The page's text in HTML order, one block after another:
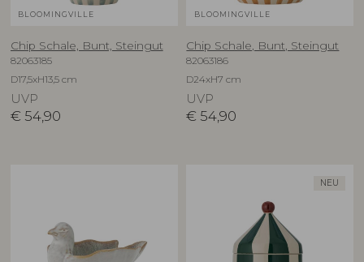
BLOOMINGVILLE
Chip Schale, Bunt, Steingut
82063185
D17,5xH13,5 cm
UVP
€ 54,90
BLOOMINGVILLE
Chip Schale, Bunt, Steingut
82063186
D24xH7 cm
UVP
€ 54,90
NEU